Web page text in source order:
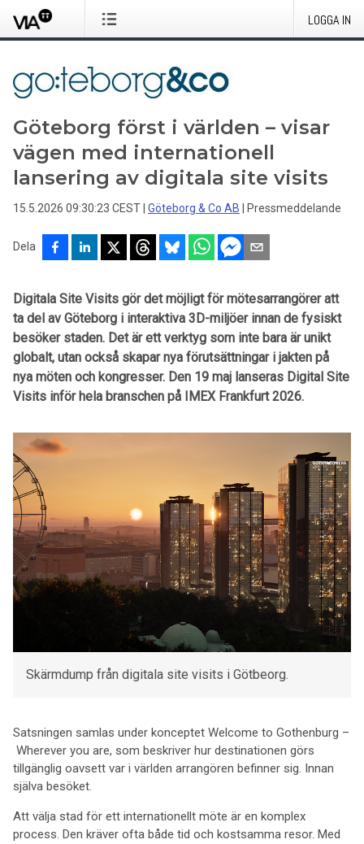
LOGGA IN
Göteborg först i världen – visar
vägen med internationell
lansering av digitala site visits
15.5.2026 09:30:23 CEST Göteborg & Co AB Pressmeddelande
Dela
Digitala Site Visits gör det möjligt för mötesarrangörer att
ta del av Göteborg i interaktiva 3D-miljöer innan de fysiskt
besöker staden. Det är ett verktyg som inte bara är unikt
globalt, utan också skapar nya förutsättningar i jakten på
nya möten och kongresser. Den 19 maj lanseras Digital Site
Visits inför hela branschen på IMEX Frankfurt 2026.
Skärmdump från digitala site visits i Götbeorg.
Satsningen samlas under konceptet Welcome to Gothenburg –
Wherever you are, som beskriver hur destinationen görs
tillgänglig oavsett var i världen arrangören befinner sig. Innan
själva besöket.
Att välja stad för ett internationellt möte är en komplex
process. Den kräver ofta både tid och kostsamma resor. Med